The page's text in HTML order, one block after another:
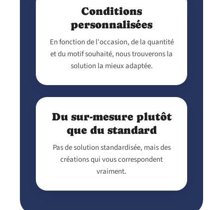
Conditions
personnalisées
En fonction de l'occasion, de la quantité
et du motif souhaité, nous trouverons la
solution la mieux adaptée.
Du sur-mesure plutôt
que du standard
Pas de solution standardisée, mais des
créations qui vous correspondent
vraiment.